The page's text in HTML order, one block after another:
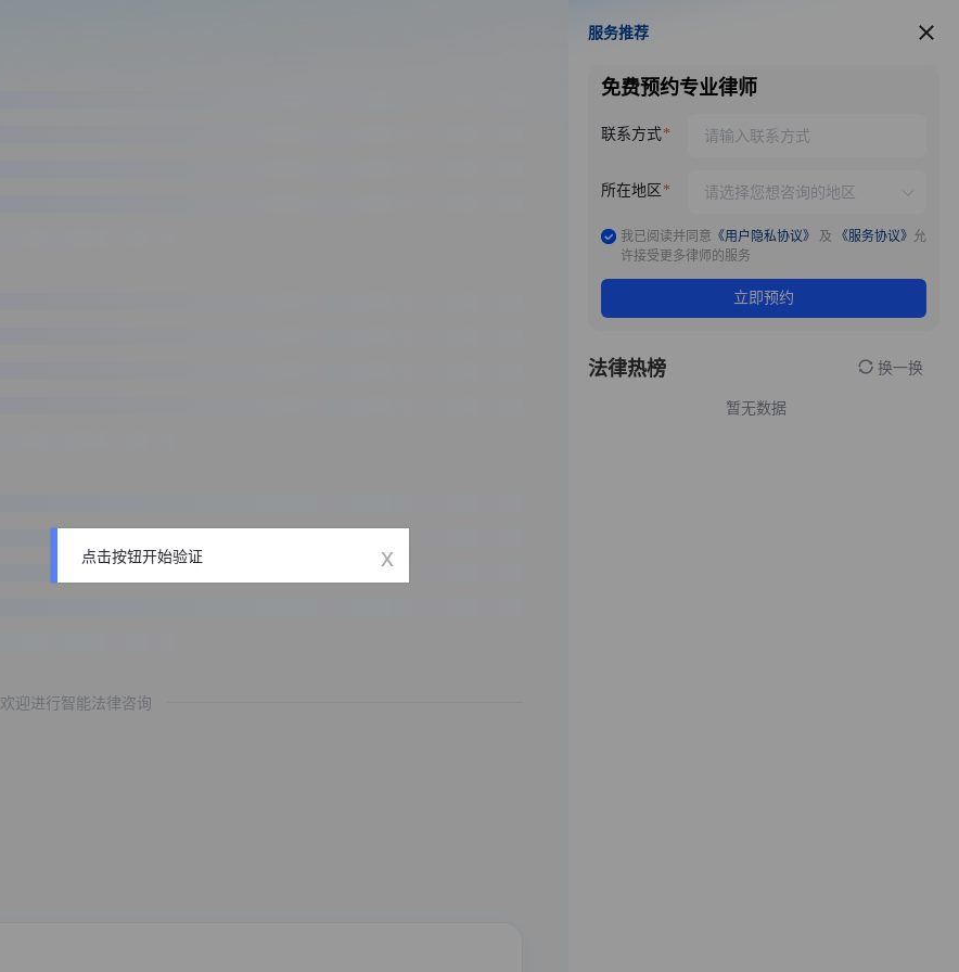
欢迎进行智能法律咨询
服务推荐
服务推荐
免费预约专业律师
联系方式
所在地区
我已阅读并同意 《用户隐私协议》 及 《服务协议》 允
许接受更多律师的服务
立即预约
法律热榜 换一换
暂无数据
点击按钮开始验证 x